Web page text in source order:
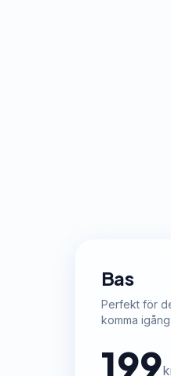
Bas
Perfekt för
komma
199